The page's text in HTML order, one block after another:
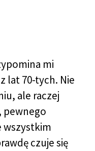
mi
lat 70-tych. Nie
ale raczej
pewnego
wszystkim
czuje się